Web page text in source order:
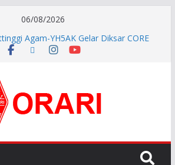
06/08/2026
Agam-YH5AK Gelar Diksar CORE
Bencana Tahap ke II
(YC5NNF) Resmi Pimpin ORARI
2026–2029, Dikukuhkan Langsung
Daerah Riau
Amatir Radio, Ketua Orari Daerah
Pengurus Baru ORARI Riau
Siap Bersinergi dengan Diskominfotik